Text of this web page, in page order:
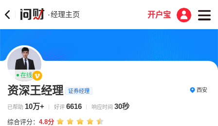
·经理主页 开户宝
在线
资深王经理 证券经理 西安
已帮助 10万+ 好评 6616 响应时间 30秒
综合评分： 4.8分